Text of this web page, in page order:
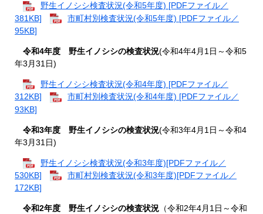
野生イノシシ検査状況(令和5年度) [PDFファイル／
381KB]
市町村別検査状況(令和5年度) [PDFファイル／
95KB]
令和4年度 野生イノシシの検査状況(令和4年4月1日～令和5
年3月31日)
野生イノシシ検査状況(令和4年度) [PDFファイル／
312KB]
市町村別検査状況(令和4年度) [PDFファイル／
93KB]
令和3年度 野生イノシシの検査状況(令和3年4月1日～令和4
年3月31日)
野生イノシシ検査状況(令和3年度)[PDFファイル／
530KB]
市町村別検査状況(令和3年度)[PDFファイル／
172KB]
令和2年度 野生イノシシの検査状況 （令和2年4月1日～令和